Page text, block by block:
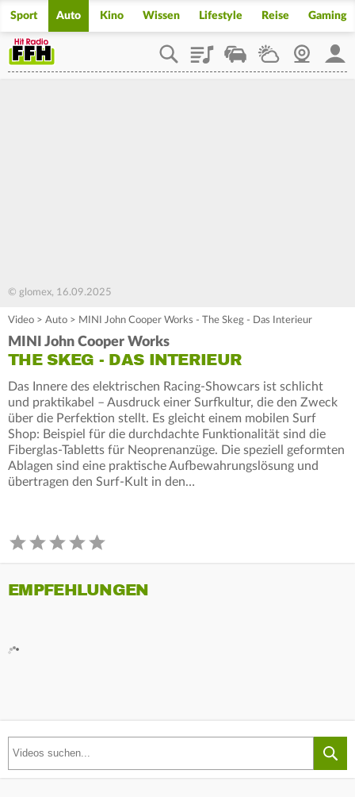
Sport Auto Kino Wissen Lifestyle Reise Gaming
PlaylistStaupilotWetterWebcam
© glomex, 16.09.2025
Video > Auto > MINI John Cooper Works - The Skeg - Das Interieur
MINI John Cooper Works
THE SKEG - DAS INTERIEUR
Das Innere des elektrischen Racing-Showcars ist schlicht
und praktikabel – Ausdruck einer Surfkultur, die den Zweck
über die Perfektion stellt. Es gleicht einem mobilen Surf
Shop: Beispiel für die durchdachte Funktionalität sind die
Fiberglas-Tabletts für Neoprenanzüge. Die speziell geformten
Ablagen sind eine praktische Aufbewahrungslösung und
übertragen den Surf-Kult in den…
EMPFEHLUNGEN